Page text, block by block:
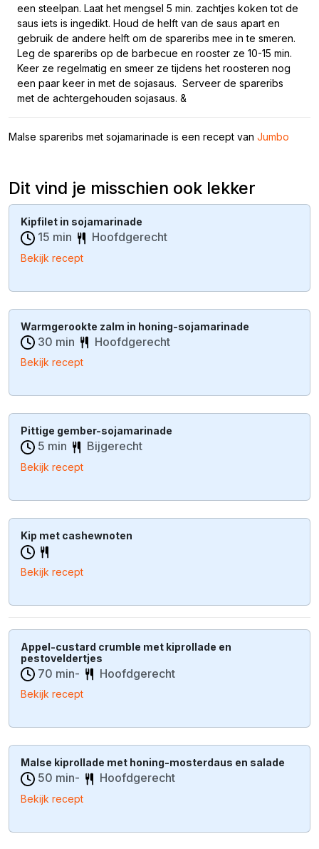
een steelpan. Laat het mengsel 5 min. zachtjes koken tot de
saus iets is ingedikt. Houd de helft van de saus apart en
gebruik de andere helft om de spareribs mee in te smeren.
Leg de spareribs op de barbecue en rooster ze 10-15 min.
Keer ze regelmatig en smeer ze tijdens het roosteren nog
een paar keer in met de sojasaus. Serveer de spareribs
met de achtergehouden sojasaus. &
Malse spareribs met sojamarinade is een recept van Jumbo
Dit vind je misschien ook lekker
Kipfilet in sojamarinade
15 min Hoofdgerecht
Bekijk recept
Warmgerookte zalm in honing-sojamarinade
30 min Hoofdgerecht
Bekijk recept
Pittige gember-sojamarinade
5 min Bijgerecht
Bekijk recept
Kip met cashewnoten
Bekijk recept
Appel-custard crumble met kiprollade en
pestoveldertjes
70 min- Hoofdgerecht
Bekijk recept
Malse kiprollade met honing-mosterdaus en salade
50 min- Hoofdgerecht
Bekijk recept